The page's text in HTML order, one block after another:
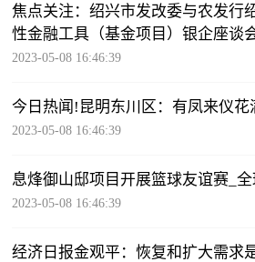
焦点关注：绍兴市发改委与农发行
性金融工具（基金项目）银企座谈
2023-05-08 16:46:39
今日热闻!昆明东川区：有凤来仪花
2023-05-08 16:46:39
息烽御山邸项目开展篮球友谊赛_
2023-05-08 16:46:39
经济日报金观平：恢复和扩大需求